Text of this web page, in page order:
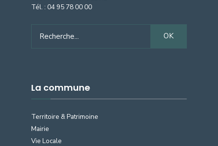
Tél. : 04 95 78 00 00
for:
OK
La commune
Territoire & Patrimoine
Mairie
Vie Locale